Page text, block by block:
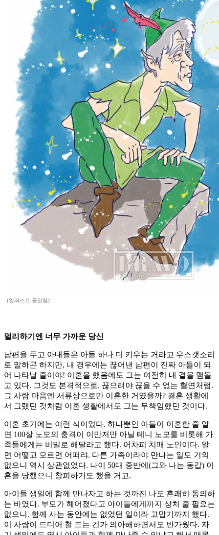
(일러스트 윤민철)
멀리하기엔 너무 가까운 당신
남편을 두고 아내들은 아들 하나 더 키우는 거라고 우스갯소리
로 말하곤 하지만, 내 경우에는 끊어낸 남편이 진짜 아들이 되
어 나타날 줄이야! 이혼을 했음에도 그는 여전히 내 곁을 맴돌
고 있다. 그것도 본격적으로. 끊으려야 끊을 수 없는 혈연처럼.
그 사람 마음엔 서류상으로만 이혼한 거였을까? 결혼 생활에
서 그랬던 것처럼 이혼 생활에서도 그는 무책임했던 것이다.
이혼 초기에는 이런 식이었다. 하나뿐인 아들이 이혼한 줄 알
면 100살 노모의 충격이 이만저만 아닐 테니 노모를 비롯해 가
족들에게는 비밀로 해달라고 했다. 어차피 치매 노인이다. 알
면 어떻고 모르면 어떠랴. 다른 가족이라야 만나는 일도 거의
없으니 역시 상관없었다. 나이 50대 중반에(그와 나는 동갑) 이
혼을 당했으니 창피하기도 했을 거고.
아이들 생일에 함께 만나자고 하는 것까진 나도 흔쾌히 동의하
는 바였다. 부모가 헤어졌다고 아이들에게까지 상처 줄 필요는
없으니. 함께 사는 동안에는 없었던 일이라 고맙기까지 했다.
이 사람이 드디어 철 드는 건가 의아해하면서도 반가웠다. 자